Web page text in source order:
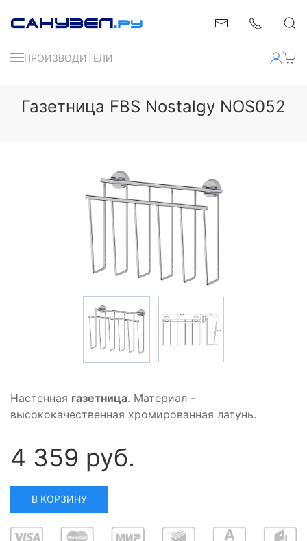
ПРОИЗВОДИТЕЛИ
Газетница FBS Nostalgy NOS052
Настенная газетница. Материал -
высококачественная хромированная латунь.
4 359 руб.
В КОРЗИНУ